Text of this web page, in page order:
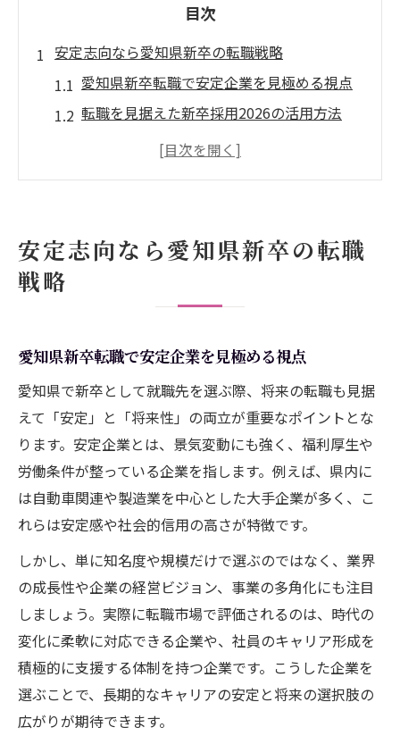
目次
安定志向なら愛知県新卒の転職戦略
愛知県新卒転職で安定企業を見極める視点
転職を見据えた新卒採用2026の活用方法
勝ち組を目指す愛知県新卒の転職ポイント
転職しやすい愛知県新卒求人の特徴をチェ
ント
新卒で選ぶべき転職市場に強い企業とは
新卒から転職まで見据えた企業選定のコツ
新卒で叶える愛知県転職市場での将来性
愛知県転職市場で注目される新卒の強みと
は
転職視点で評価される愛知新卒のポイント
解説
新卒のうちに転職可能性も考えるべき理由
愛知県新卒で転職市場価値を高める方法
ハローワーク新卒求人で転職力を養うコツ
転職視点で見る愛知新卒採用の注目点
安定志向なら愛知県新卒の転職
戦略
愛知県新卒転職で安定企業を見極める視点
愛知県で新卒として就職先を選ぶ際、将来の転職も見据
えて「安定」と「将来性」の両立が重要なポイントとな
ります。安定企業とは、景気変動にも強く、福利厚生や
労働条件が整っている企業を指します。例えば、県内に
は自動車関連や製造業を中心とした大手企業が多く、こ
れらは安定感や社会的信用の高さが特徴です。
しかし、単に知名度や規模だけで選ぶのではなく、業界
の成長性や企業の経営ビジョン、事業の多角化にも注目
しましょう。実際に転職市場で評価されるのは、時代の
変化に柔軟に対応できる企業や、社員のキャリア形成を
積極的に支援する体制を持つ企業です。こうした企業を
選ぶことで、長期的なキャリアの安定と将来の選択肢の
広がりが期待できます。